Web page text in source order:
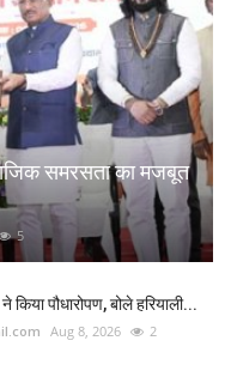
समरसता का मजबूत
5
पौधारोपण, बोले हरियाली...
Aug 8, 2026 2